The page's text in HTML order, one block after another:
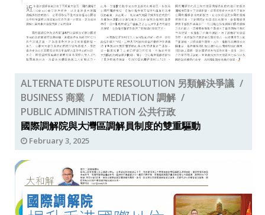
ALTERNATE DISPUTE RESOLUTION 另類解決爭議
BUSINESS 商業
MEDIATION 調解
PUBLIC ADMINISTRATION 公共行政
國際調解院與大灣區調解員制度的雙重驅動
February 3, 2025